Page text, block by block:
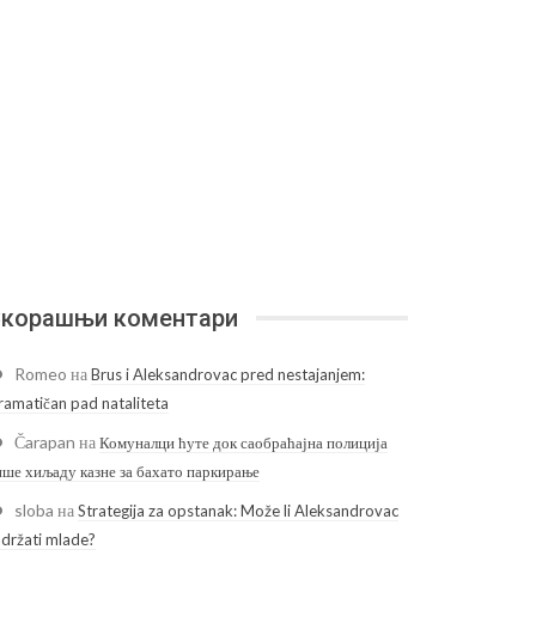
коментари
Romeo наBrus i Aleksandrovac pred nestajanjem:
pad nataliteta
Čarapan наКомуналци ћуте док саобраћајна полиција
хиљаду казне за бахато паркирање
sloba наStrategija za opstanak: Može li Aleksandrovac
mlade?